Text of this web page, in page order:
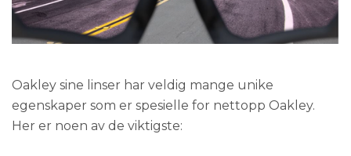
Oakley sine linser har veldig mange unike
egenskaper som er spesielle for nettopp Oakley.
Her er noen av de viktigste: